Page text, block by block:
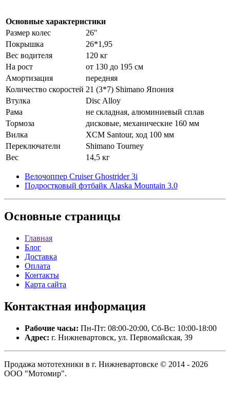
Основные характеристики
Размер колес
26''
Покрышка
26*1,95
Вес водителя
120 кг
На рост
от 130 до 195 см
Амортизация
передняя
Количество скоростей 21 (3*7) Shimano Япония
Втулка
Disc Alloy
Рама
не складная, алюминиевый сплав
Тормоза
дисковые, механические 160 мм
Вилка
XCM Santour, ход 100 мм
Переключатели
Shimano Tourney
Вес
14,5 кг
Велочоппер Cruiser Ghostrider 3i
Подростковый фэтбайк Alaska Mountain 3.0
Основные страницы
Главная
Блог
Доставка
Оплата
Контакты
Карта сайта
Контактная информация
Рабочие часы: Пн-Пт: 08:00-20:00, Сб-Вс: 10:00-18:00
Адрес: г. Нижневартовск, ул. Первомайская, 39
Продажа мототехники в г. Нижневартовске © 2014 - 2026
ООО "Мотомир".